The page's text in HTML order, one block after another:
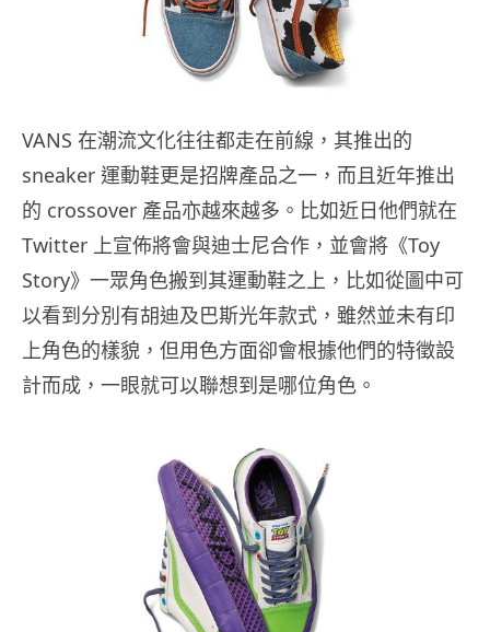
VANS 在潮流文化往往都走在前線，其推出的
sneaker 運動鞋更是招牌產品之一，而且近年推出
的 crossover 產品亦越來越多。比如近日他們就在
Twitter 上宣佈將會與迪士尼合作，並會將《Toy
Story》一眾角色搬到其運動鞋之上，比如從圖中可
以看到分別有胡迪及巴斯光年款式，雖然並未有印
上角色的樣貌，但用色方面卻會根據他們的特徵設
計而成，一眼就可以聯想到是哪位角色。